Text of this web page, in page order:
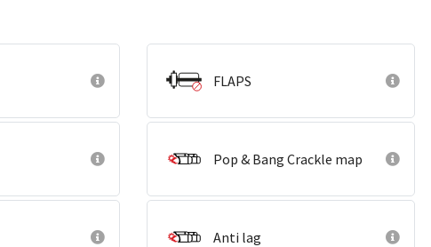
FLAPS
Pop & Bang Crackle map
Anti lag